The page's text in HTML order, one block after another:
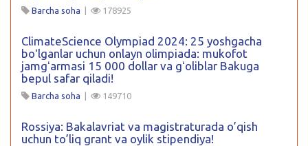
Barcha soha | 178925
ClimateScience Olympiad 2024: 25 yoshgacha
boʻlganlar uchun onlayn olimpiada: mukofot
jamgʻarmasi 15 000 dollar va gʻoliblar Bakuga
bepul safar qiladi!
Barcha soha | 149710
Rossiya: Bakalavriat va magistraturada o’qish
uchun to’liq grant va oylik stipendiya!